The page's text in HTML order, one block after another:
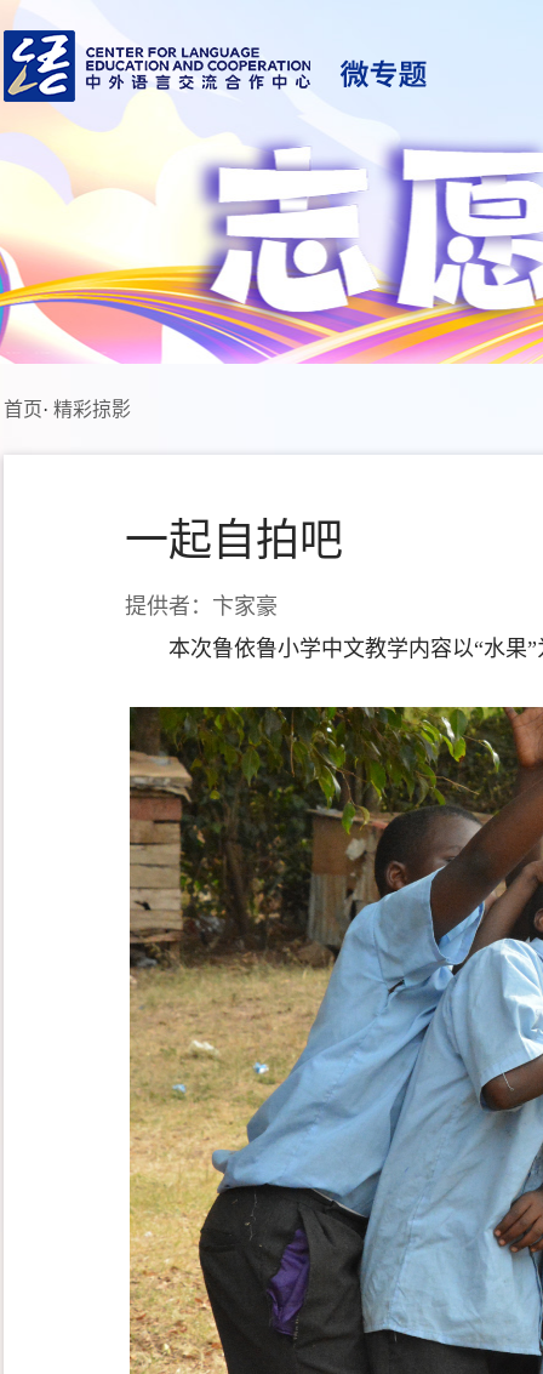
首页· 精彩掠影
一起自拍吧
提供者：卞家豪
本次鲁依鲁小学中文教学内容以“水果